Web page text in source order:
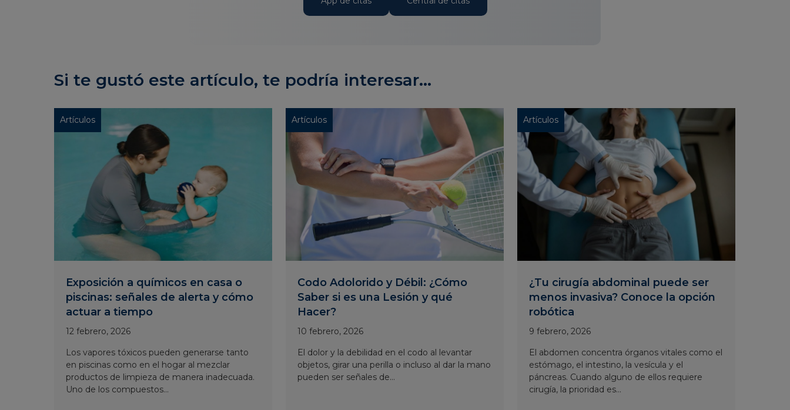
Si te gustó este artículo, te podría interesar...
Artículos
Exposición a químicos en casa o
piscinas: señales de alerta y cómo
actuar a tiempo
12 febrero, 2026
Los vapores tóxicos pueden generarse tanto
en piscinas como en el hogar al mezclar
productos de limpieza de manera inadecuada.
Uno de los compuestos...
Artículos
Codo Adolorido y Débil: ¿Cómo
Saber si es una Lesión y qué
Hacer?
10 febrero, 2026
El dolor y la debilidad en el codo al levantar
objetos, girar una perilla o incluso al dar la mano
pueden ser señales de...
Artículos
¿Tu cirugía abdominal puede ser
menos invasiva? Conoce la opción
robótica
9 febrero, 2026
El abdomen concentra órganos vitales como el
estómago, el intestino, la vesícula y el
páncreas. Cuando alguno de ellos requiere
cirugía, la prioridad es...